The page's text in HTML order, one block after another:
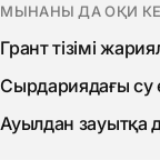
МЫНАНЫ ДА ОҚИ
Грант тізімі
Сырдариядағы су
Ауылдан зауытқа